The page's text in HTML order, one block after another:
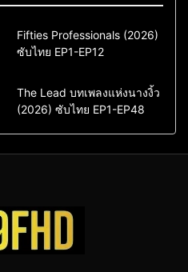
Action & Adventure
Comedy
Drama
ซีรี่ย์เกาหลีซับไทย
Fifties Professionals (2026)
ซับไทย EP1-EP12
Drama
ซีรี่ย์จีน
ซีรี่ย์จีนซับไทย
The Lead บทเพลงแห่งนางงิ้ว
(2026) ซับไทย EP1-EP48